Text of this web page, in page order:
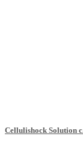
Cellulishock Solution